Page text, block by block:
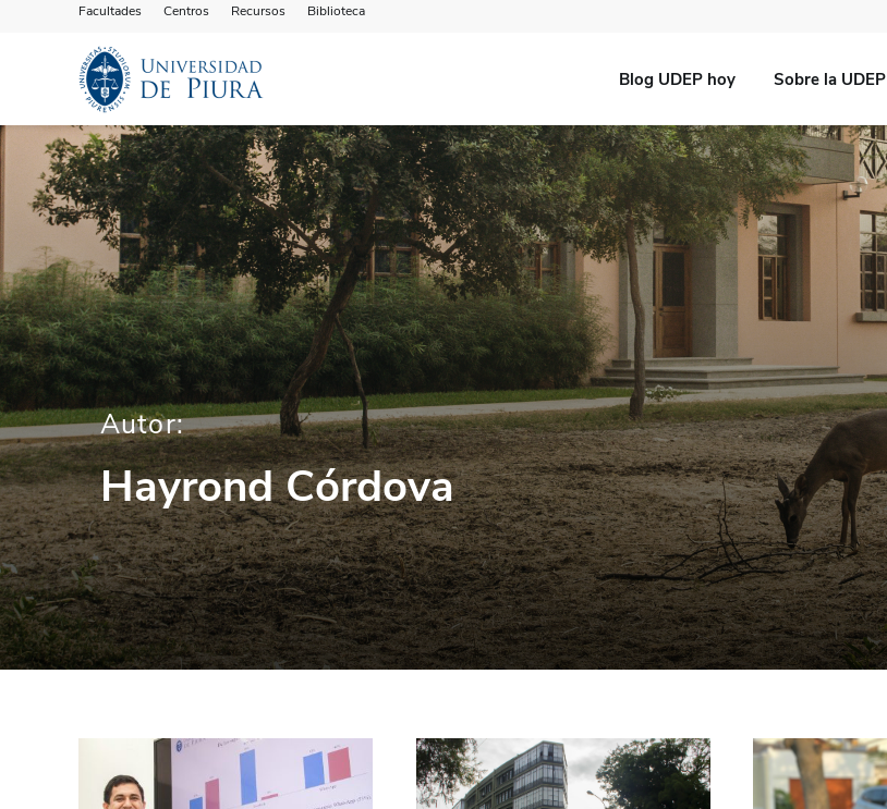
Facultades Centros Recursos Biblioteca
Blog UDEP hoy Sobre la UDEP
Autor:
Hayrond Córdova